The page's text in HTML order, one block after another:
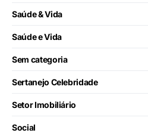
Saúde & Vida
Saúde e Vida
Sem categoria
Sertanejo Celebridade
Setor Imobiliário
Social